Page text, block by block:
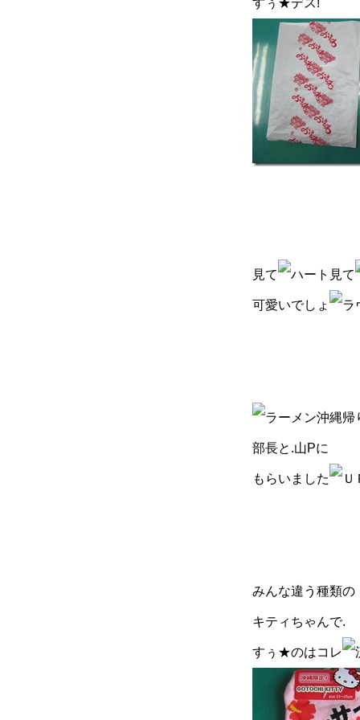
すぅ★デス!
見て 見て
可愛いでしょ
沖縄帰
部長と.山Pに
もらいました
みんな違う種類の
キティちゃんで.
すぅ★のはコレ